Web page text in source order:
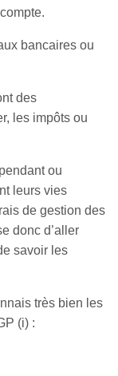
bancaires ou
des
les impôts ou
ou
leurs vies
de gestion des
donc d’aller
savoir les
très bien les
(i) :